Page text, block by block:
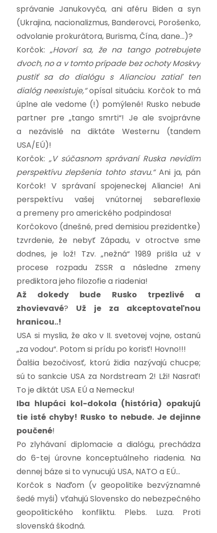
správanie Janukovyča, ani aféru Biden a syn
(Ukrajina, nacionalizmus, Banderovci, Porošenko,
odvolanie prokurátora, Burisma, Čína, dane…)?
Korčok:„Hovorí sa, že na tango potrebujete
dvoch, no a v tomto prípade bez ochoty Moskvy
pustiť sa do dialógu s Alianciou zatiaľ ten
dialóg neexistuje,“opísal situáciu. Korčok to má
úplne ale vedome (!) pomýlené! Rusko nebude
partner pre „tango smrti“! Je ale svojprávne
a nezávislé na diktáte Westernu (tandem
USA/EÚ)!
Korčok: „V súčasnom správaní Ruska nevidím
perspektívu zlepšenia tohto stavu.“ Ani ja, pán
Korčok! V správaní spojeneckej Aliancie! Ani
perspektívu vašej vnútornej sebareflexie
a premeny pro amerického podpindosa!
Korčokovo (dnešné, pred demisiou prezidentke)
tzvrdenie, že nebyť Západu, v otroctve sme
dodnes, je lož! Tzv. „nežná“ 1989 prišla už v
procese rozpadu ZSSR a následne zmeny
prediktora jeho filozofie a riadenia!
Až dokedy bude Rusko trpezlivé a
zhovievavé? Už je za akceptovateľnou
hranicou..!
USA si myslia, že ako v II. svetovej vojne, ostanú
„za vodou“. Potom si prídu po korisť! Hovno!!!
Ďalšia bezočivosť, ktorú židia nazývajú chucpe;
sú to sankcie USA za Nordstream 2! Lži! Nasrať!
To je diktát USA EÚ a Nemecku!
Iba hlupáci kol-dokola (história) opakujú
tie isté chyby! Rusko to nebude. Je dejinne
poučené!
Po zlyhávaní diplomacie a dialógu, prechádza
do 6-tej úrovne konceptuálneho riadenia. Na
dennej báze si to vynucujú USA, NATO a EÚ…
Korčok s Naďom (v geopolitike bezvýznamné
šedé myši) vťahujú Slovensko do nebezpečného
geopolitického konfliktu. Plebs. Luza. Proti
slovenská škodná.